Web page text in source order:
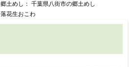
郷土めし： 千葉県八街市の郷土めし
落花生おこわ